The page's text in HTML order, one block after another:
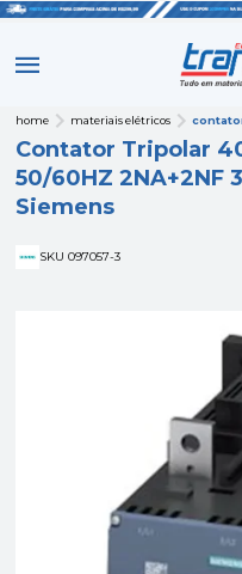
home materiais elétricos
Contator Tripolar
50/60HZ 2NA+2NF
Siemens
SKU 097057-3